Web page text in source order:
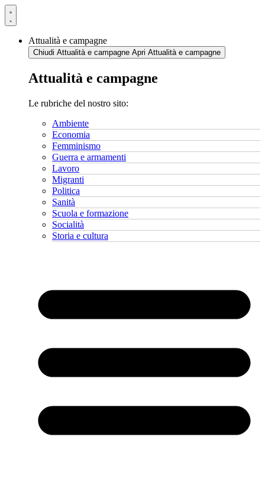
Vai
al
Attualità e campagne
Chiudi Attualità e campagne Apri Attualità e campagne
Attualità e campagne
Le rubriche del nostro sito:
Ambiente
Economia
Femminismo
Guerra e armamenti
Lavoro
Migranti
Politica
Sanità
Scuola e formazione
Socialità
Storia e cultura